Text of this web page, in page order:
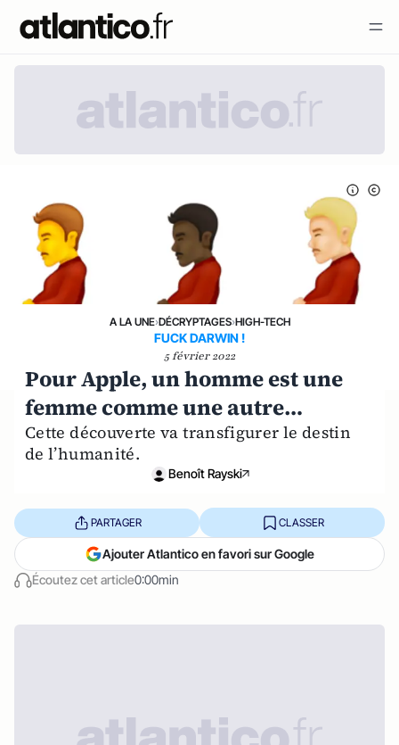
A LA UNE›DÉCRYPTAGES›HIGH-TECH
FUCK DARWIN !
5 février 2022
Pour Apple, un homme est une
femme comme une autre…
Cette découverte va transfigurer le destin
de l’humanité.
Benoît Rayski
Écoutez cet article0:00min
PARTAGER CLASSER
Ajouter Atlantico en favori sur Google